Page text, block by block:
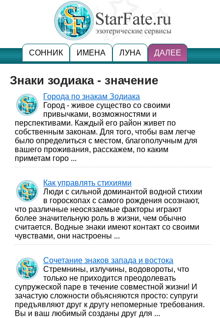
СОННИК ИМЕНА ЛУНА ДАЛЕЕ
Знаки зодиака - значение
Города по знакам Зодиака
Город - живое существо со своими
привычками, возможностями и
перспективами. Каждый его район живет по
собственным законам. Для того, чтобы вам легче
было определиться с местом, благополучным для
вашего проживания, расскажем, по каким
приметам горо ...
Как управлять стихиями
Люди с сильной доминантой водной стихии
в гороскопах с самого рождения осознают,
что различные неосязаемые факторы играют
более значительную роль в жизни, чем обычно
считается. Водные знаки имеют контакт со своими
чувствами, они настроены ...
Сочетание знаков запада и востока
Стремнины, излучины, водовороты, что
только не приходится преодолевать
супружеской паре в течение совместной жизни! И
зачастую сложности объясняются просто: супруги
предъявляют друг к другу непомерные требования.
Вы и ваш любимый созданы друг для ...